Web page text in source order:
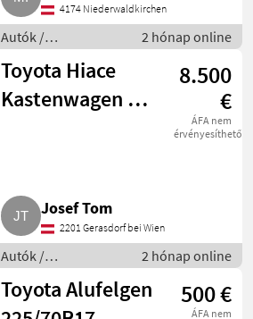
4174 Niederwaldkirchen
Autók /
Motorkerékpárok /
Autó
2 hónap online
Toyota Hiace
Kastenwagen 2.0
8.500
€
ÁFA nem
érvényesíthető
Josef Tom
2201 Gerasdorf bei Wien
Autók /
Motorkerékpárok /
Autó
2 hónap online
Toyota Alufelgen
500 €
ÁFA nem